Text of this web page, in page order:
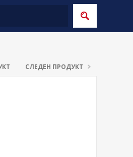
СЛЕДЕН ПРОДУКТ